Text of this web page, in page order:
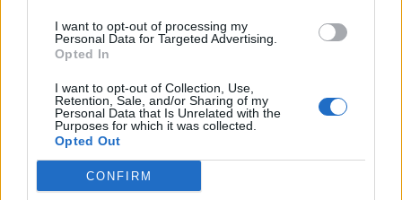
I want to opt-out of processing my
Personal Data for Targeted Advertising.
Opted In
I want to opt-out of Collection, Use,
Retention, Sale, and/or Sharing of my
Personal Data that Is Unrelated with the
Purposes for which it was collected.
Opted Out
CONFIRM
Πηγή: ΑΠΕ-ΜΠΕ
Ακολουθήστε το OLAFAQ
στο Google News